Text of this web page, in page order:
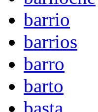
barrio
barrios
barro
barto